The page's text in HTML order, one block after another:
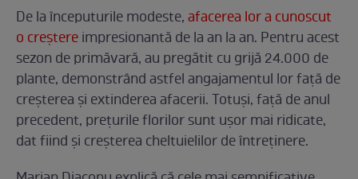
De la începuturile modeste,afacerea lor a cunoscut
o creștereimpresionantă de la an la an. Pentru acest
sezon de primăvară, au pregătit cu grijă 24.000 de
plante, demonstrând astfel angajamentul lor față de
creșterea și extinderea afacerii. Totuși, față de anul
precedent, prețurile florilor sunt ușor mai ridicate,
dat fiind și creșterea cheltuielilor de întreținere.